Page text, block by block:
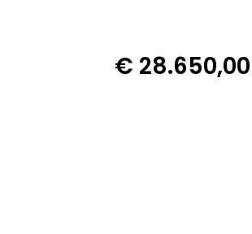
€ 28.650,00